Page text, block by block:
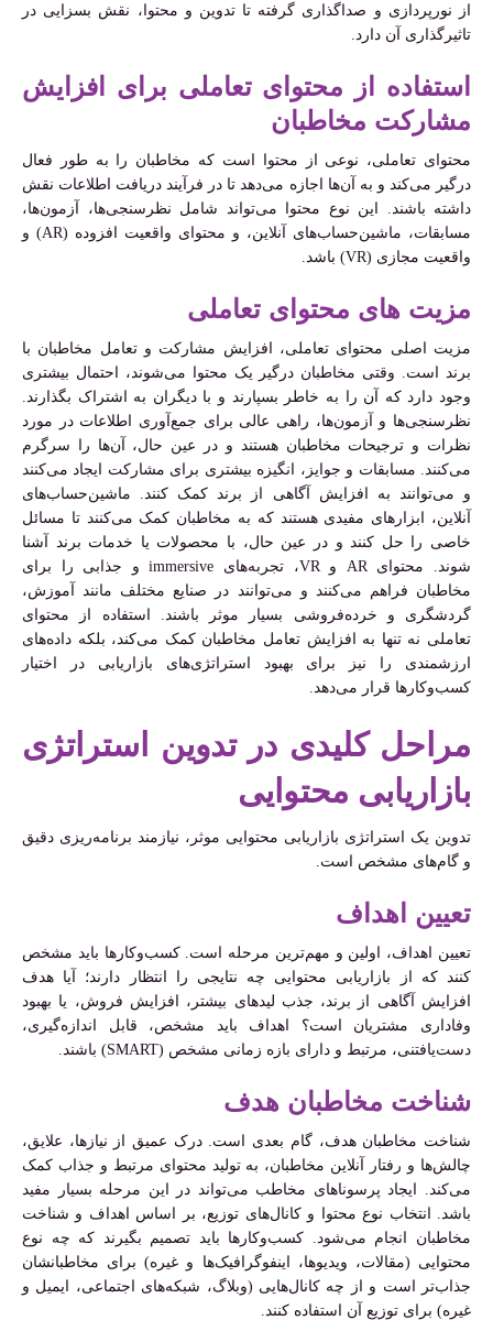
از نورپردازی و صداگذاری گرفته تا تدوین و محتوا، نقش بسزایی در
تاثیرگذاری آن دارد.
استفاده از محتوای تعاملی برای افزایش
مشارکت مخاطبان
محتوای تعاملی، نوعی از محتوا است که مخاطبان را به طور فعال
درگیر می‌کند و به آن‌ها اجازه می‌دهد تا در فرآیند دریافت اطلاعات نقش
داشته باشند. این نوع محتوا می‌تواند شامل نظرسنجی‌ها، آزمون‌ها،
مسابقات، ماشین‌حساب‌های آنلاین، و محتوای واقعیت افزوده (AR) و
واقعیت مجازی (VR) باشد.
مزیت های محتوای تعاملی
مزیت اصلی محتوای تعاملی، افزایش مشارکت و تعامل مخاطبان با
برند است. وقتی مخاطبان درگیر یک محتوا می‌شوند، احتمال بیشتری
وجود دارد که آن را به خاطر بسپارند و با دیگران به اشتراک بگذارند.
نظرسنجی‌ها و آزمون‌ها، راهی عالی برای جمع‌آوری اطلاعات در مورد
نظرات و ترجیحات مخاطبان هستند و در عین حال، آن‌ها را سرگرم
می‌کنند. مسابقات و جوایز، انگیزه بیشتری برای مشارکت ایجاد می‌کنند
و می‌توانند به افزایش آگاهی از برند کمک کنند. ماشین‌حساب‌های
آنلاین، ابزارهای مفیدی هستند که به مخاطبان کمک می‌کنند تا مسائل
خاصی را حل کنند و در عین حال، با محصولات یا خدمات برند آشنا
شوند. محتوای AR و VR، تجربه‌های immersive و جذابی را برای
مخاطبان فراهم می‌کنند و می‌توانند در صنایع مختلف مانند آموزش،
گردشگری و خرده‌فروشی بسیار موثر باشند. استفاده از محتوای
تعاملی نه تنها به افزایش تعامل مخاطبان کمک می‌کند، بلکه داده‌های
ارزشمندی را نیز برای بهبود استراتژی‌های بازاریابی در اختیار
کسب‌وکارها قرار می‌دهد.
مراحل کلیدی در تدوین استراتژی
بازاریابی محتوایی
تدوین یک استراتژی بازاریابی محتوایی موثر، نیازمند برنامه‌ریزی دقیق
و گام‌های مشخص است.
تعیین اهداف
تعیین اهداف، اولین و مهم‌ترین مرحله است. کسب‌وکارها باید مشخص
کنند که از بازاریابی محتوایی چه نتایجی را انتظار دارند؛ آیا هدف
افزایش آگاهی از برند، جذب لیدهای بیشتر، افزایش فروش، یا بهبود
وفاداری مشتریان است؟ اهداف باید مشخص، قابل اندازه‌گیری،
دست‌یافتنی، مرتبط و دارای بازه زمانی مشخص (SMART) باشند.
شناخت مخاطبان هدف
شناخت مخاطبان هدف، گام بعدی است. درک عمیق از نیازها، علایق،
چالش‌ها و رفتار آنلاین مخاطبان، به تولید محتوای مرتبط و جذاب کمک
می‌کند. ایجاد پرسونا‌های مخاطب می‌تواند در این مرحله بسیار مفید
باشد. انتخاب نوع محتوا و کانال‌های توزیع، بر اساس اهداف و شناخت
مخاطبان انجام می‌شود. کسب‌وکارها باید تصمیم بگیرند که چه نوع
محتوایی (مقالات، ویدیوها، اینفوگرافیک‌ها و غیره) برای مخاطبانشان
جذاب‌تر است و از چه کانال‌هایی (وبلاگ، شبکه‌های اجتماعی، ایمیل و
غیره) برای توزیع آن استفاده کنند.